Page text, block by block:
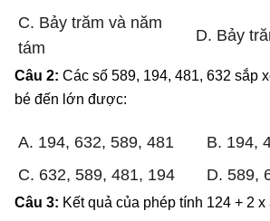
C. Bảy trăm và năm
tám
D. Bảy
Câu 2: Các số 589, 194, 481, 632 sắp
bé đến lớn được:
A. 194, 632, 589, 481
B. 194,
C. 632, 589, 481, 194
D. 589,
Câu 3: Kết quả của phép tính 124 + 2 x